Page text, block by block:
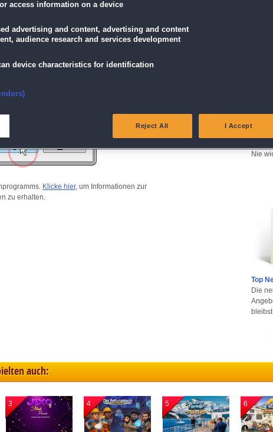
wird, klicke auf "Ja" (Bei Windows Vista "Fortsetzen").
Klicke hier, um Informationen zur
zu erhalten.
Nie
Top
Die
auch:
3 4 5 6
access information on a device
advertising and content, advertising and content
audience research and services development
device characteristics for identification
prevent and detect fraud, and fix errors
combine data from other data sources
Reject All I Accept